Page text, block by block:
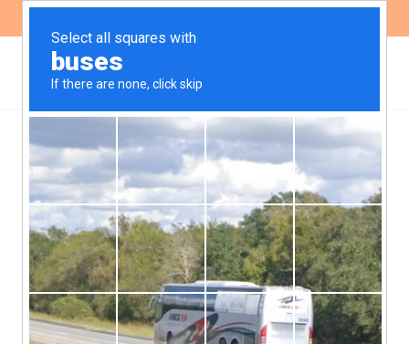
GOBERNABILIDAD GLOBAL , NOTICIAS
El Banco Asiático aprobó
su primer proyecto de
infraestructura en
Argentina